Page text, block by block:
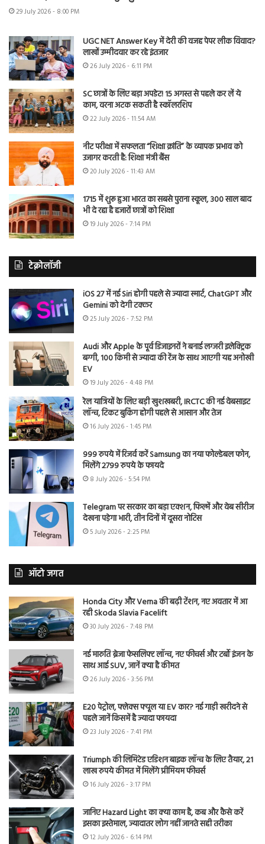
29 July 2026 - 8:00 PM
UGC NET Answer Key में देरी की वजह पेपर लीक विवाद?
लाखों उम्मीदवार कर रहे इंतजार
26 July 2026 - 6:11 PM
SC छात्रों के लिए बड़ा अपडेट! 15 अगस्त से पहले कर लें ये
काम, वरना अटक सकती है स्कॉलरशिप
22 July 2026 - 11:54 AM
नीट परीक्षा में सफलता “शिक्षा क्रांति” के व्यापक प्रभाव को
उजागर करती है: शिक्षा मंत्री बैंस
20 July 2026 - 11:43 AM
1715 में शुरू हुआ भारत का सबसे पुराना स्कूल, 300 साल बाद
भी दे रहा है हजारों छात्रों को शिक्षा
19 July 2026 - 7:14 PM
टेक्नोलॉजी
iOS 27 में नई Siri होगी पहले से ज्यादा स्मार्ट, ChatGPT और
Gemini को देगी टक्कर
25 July 2026 - 7:52 PM
Audi और Apple के पूर्व डिजाइनरों ने बनाई लग्जरी इलेक्ट्रिक
बग्गी, 100 किमी से ज्यादा की रेंज के साथ आएगी यह अनोखी
EV
19 July 2026 - 4:48 PM
रेल यात्रियों के लिए बड़ी खुशखबरी, IRCTC की नई वेबसाइट
लॉन्च, टिकट बुकिंग होगी पहले से आसान और तेज
16 July 2026 - 1:45 PM
999 रुपये में रिजर्व करें Samsung का नया फोल्डेबल फोन,
मिलेंगे 2799 रुपये के फायदे
8 July 2026 - 5:54 PM
Telegram पर सरकार का बड़ा एक्शन, फिल्में और वेब सीरीज
देखना पड़ेगा भारी, तीन दिनों में दूसरा नोटिस
5 July 2026 - 2:25 PM
ऑटो जगत
Honda City और Verna की बढ़ी टेंशन, नए अवतार में आ
रही Skoda Slavia Facelift
30 July 2026 - 7:48 PM
नई मारुति ब्रेजा फेसलिफ्ट लॉन्च, नए फीचर्स और टर्बो इंजन के
साथ आई SUV, जानें क्या है कीमत
26 July 2026 - 3:56 PM
E20 पेट्रोल, फ्लेक्स फ्यूल या EV कार? नई गाड़ी खरीदने से
पहले जानें किसमें है ज्यादा फायदा
23 July 2026 - 7:41 PM
Triumph की लिमिटेड एडिशन बाइक लॉन्च के लिए तैयार, 21
लाख रुपये कीमत में मिलेंगे प्रीमियम फीचर्स
16 July 2026 - 3:17 PM
जानिए Hazard Light का क्या काम है, कब और कैसे करें
इसका इस्तेमाल, ज्यादातर लोग नहीं जानते सही तरीका
12 July 2026 - 6:14 PM